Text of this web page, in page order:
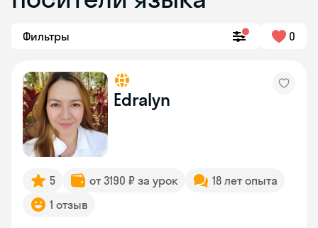
Фильтры 0
Edralyn
5 от 3190 ₽ за урок
18 лет опыта
1 отзыв